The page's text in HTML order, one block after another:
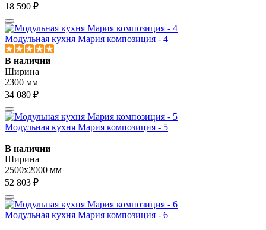
18 590 ₽
Модульная кухня Мария композиция - 4
В наличии
Ширина
2300 мм
34 080 ₽
Модульная кухня Мария композиция - 5
В наличии
Ширина
2500х2000 мм
52 803 ₽
Модульная кухня Мария композиция - 6